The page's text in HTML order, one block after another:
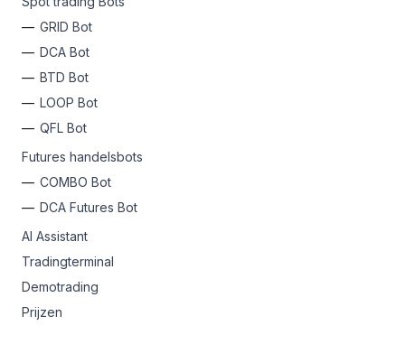
GRID Bot
DCA Bot
BTD Bot
LOOP Bot
QFL Bot
Futures handelsbots
COMBO Bot
DCA Futures Bot
AI Assistant
Tradingterminal
Demotrading
Prijzen